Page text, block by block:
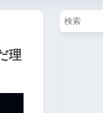
理